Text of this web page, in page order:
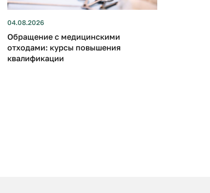
04.08.2026
Обращение с медицинскими
отходами: курсы повышения
квалификации